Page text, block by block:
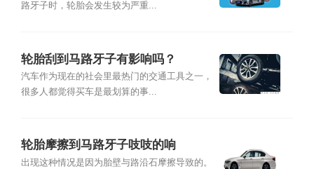
路牙子时，轮胎会发生较为严重...
轮胎刮到马路牙子有影响吗？
汽车作为现在的社会里最热门的交通工具之一，
很多人都觉得买车是最划算的事...
轮胎摩擦到马路牙子吱吱的响
出现这种情况是因为胎壁与路沿石摩擦导致的。